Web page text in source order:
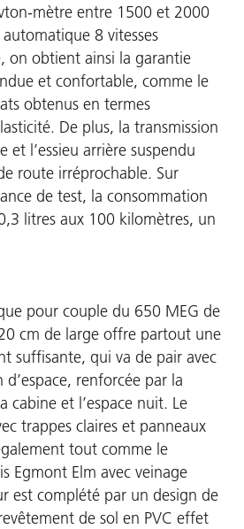
mètre entre 1500 et 2000
8 vitesses
on obtient ainsi la garantie
et confortable, comme le
obtenus en termes
De plus, la transmission
et l’essieu arrière suspendu
route irréprochable. Sur
de test, la consommation
litres aux 100 kilomètres, un
pour couple du 650 MEG de
cm de large offre partout une
suffisante, qui va de pair avec
renforcée par la
cabine et l’espace nuit. Le
trappes claires et panneaux
tout comme le
Egmont Elm avec veinage
est complété par un design de
de sol en PVC effet